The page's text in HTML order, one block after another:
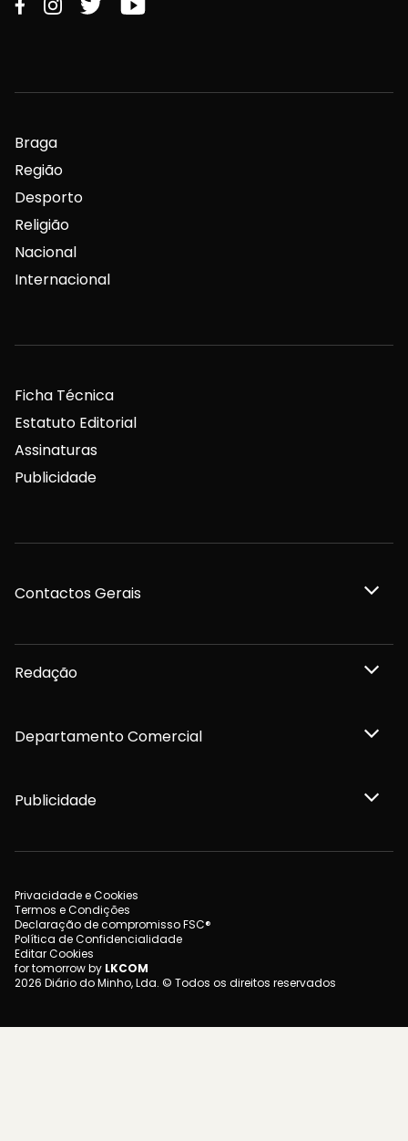
Braga
Região
Desporto
Religião
Nacional
Internacional
Ficha Técnica
Estatuto Editorial
Assinaturas
Publicidade
Contactos Gerais
Redação
Departamento Comercial
Publicidade
Privacidade e Cookies
Termos e Condições
Declaração de compromisso FSC®
Política de Confidencialidade
Editar Cookies
for tomorrow by LKCOM
2026 Diário do Minho, Lda. © Todos os direitos reservados